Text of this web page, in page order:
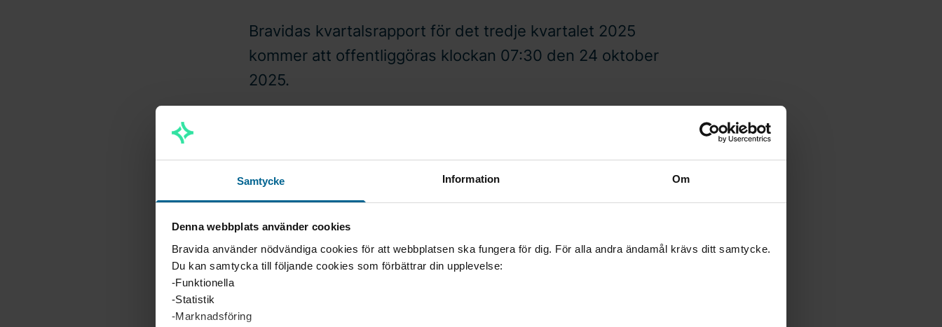
Samtycke Information Om
Denna webbplats använder cookies
Bravida använder nödvändiga cookies för att webbplatsen ska fungera för dig. För alla andra ändamål krävs ditt samtycke.
Du kan samtycka till följande cookies som förbättrar din upplevelse:
-Funktionella
-Statistik
-Marknadsföring
Bravidas kvartalsrapport för det tredje kvartalet 2025
kommer att offentliggöras klockan 07:30 den 24 oktober
2025.
går att följa på webben eller via telefon.
Länk till webbsändning